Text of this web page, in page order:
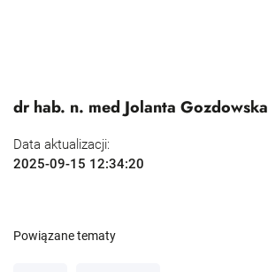
dr hab. n. med Jolanta Gozdowska
Data aktualizacji:
2025-09-15 12:34:20
Powiązane tematy